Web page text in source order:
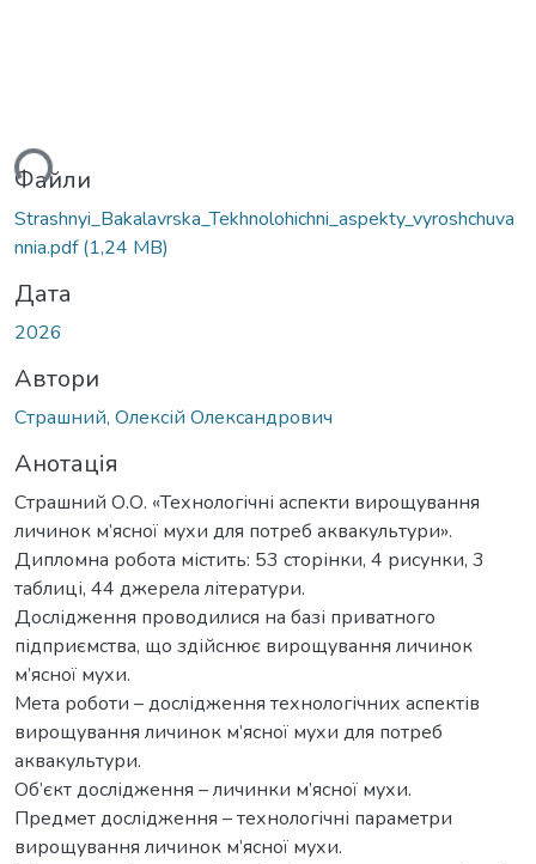
Файли
Strashnyi_Bakalavrska_Tekhnolohichni_aspekty_vyroshchuva
nnia.pdf(1,24 MB)
Дата
2026
Автори
Страшний, Олексій Олександрович
Анотація
Страшний О.О. «Технологічні аспекти вирощування
личинок м’ясної мухи для потреб аквакультури».
Дипломна робота містить: 53 сторінки, 4 рисунки, 3
таблиці, 44 джерела літератури.
Дослідження проводилися на базі приватного
підприємства, що здійснює вирощування личинок
м’ясної мухи.
Мета роботи – дослідження технологічних аспектів
вирощування личинок м’ясної мухи для потреб
аквакультури.
Об’єкт дослідження – личинки м’ясної мухи.
Предмет дослідження – технологічні параметри
вирощування личинок м’ясної мухи.